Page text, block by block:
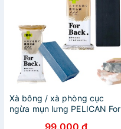
Xà bông / xà phòng cục
ngừa mụn lưng PELICAN For
99.000 đ